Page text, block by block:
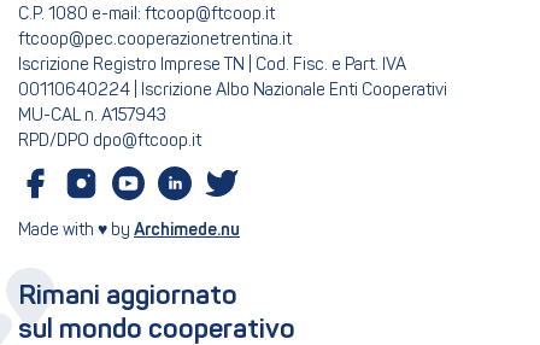
C.P. 1080 e-mail: ftcoop@ftcoop.it
ftcoop@pec.cooperazionetrentina.it
Iscrizione Registro Imprese TN | Cod. Fisc. e Part. IVA
00110640224 | Iscrizione Albo Nazionale Enti Cooperativi
MU-CAL n. A157943
RPD/DPO dpo@ftcoop.it
Made with ♥ by Archimede.nu
Rimani aggiornato
sul mondo cooperativo